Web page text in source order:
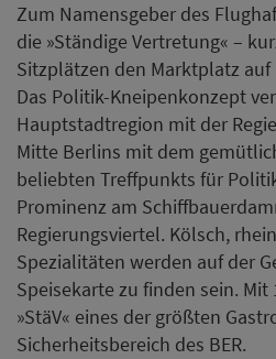
Zum Namensgeber des
die »Ständige Vertretung« –
Sitzplätzen den Marktplatz auf
Das Politik-Kneipenkonzept
Hauptstadtregion mit der
Mitte Berlins mit dem
beliebten Treffpunkts für
Prominenz am
Regierungsviertel. Kölsch,
Spezialitäten werden auf der
Speisekarte zu finden sein.
»StäV« eines der größten
Sicherheitsbereich des BER.